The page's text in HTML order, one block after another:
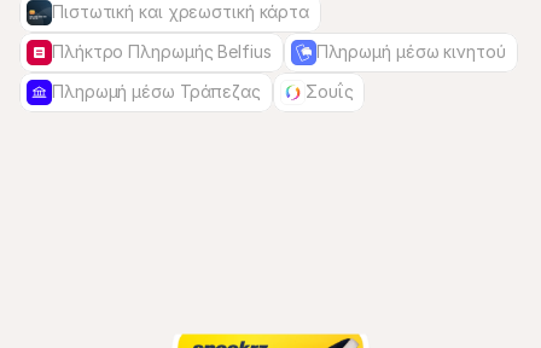
Πιστωτική και χρεωστική κάρτα
Πλήκτρο Πληρωμής Belfius
Πληρωμή μέσω κινητού
Πληρωμή μέσω Τράπεζας
Σουΐς